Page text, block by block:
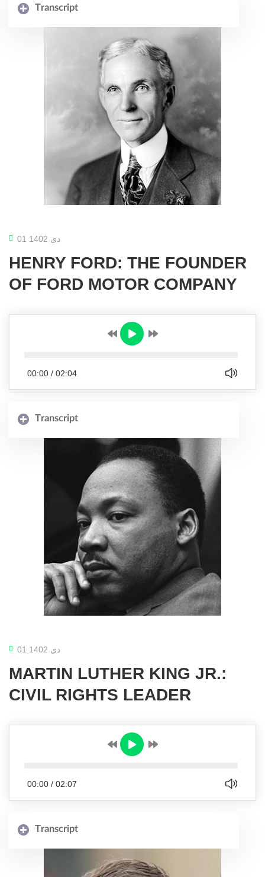
Transcript
01 دی 1402
HENRY FORD: THE FOUNDER
OF FORD MOTOR COMPANY
00:00 / 02:04
Transcript
01 دی 1402
MARTIN LUTHER KING JR.:
CIVIL RIGHTS LEADER
00:00 / 02:07
Transcript